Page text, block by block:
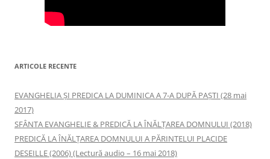
ARTICOLE RECENTE
EVANGHELIA ȘI PREDICA LA DUMINICA A 7-A DUPĂ PAȘTI (28 mai
2017)
SFÂNTA EVANGHELIE & PREDICĂ LA ÎNĂLŢAREA DOMNULUI (2018)
PREDICĂ LA ÎNĂLŢAREA DOMNULUI A PĂRINTELUI PLACIDE
DESEILLE (2006) (Lectură audio – 16 mai 2018)